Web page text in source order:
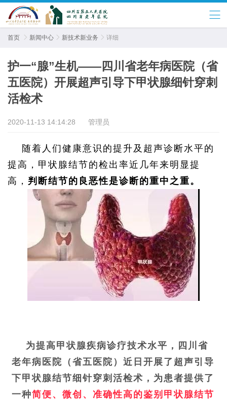
首页  新闻中心  新技术新业务  详细
护一“腺”生机——四川省老年病医院（省
五医院）开展超声引导下甲状腺细针穿刺
活检术
2020-11-13 14:14:28 管理员
随着人们健康意识的提升及超声诊断水平的
提高，甲状腺结节的检出率近几年来明显提
高， 判断结节的良恶性是诊断的重中之重。
为提高甲状腺疾病诊疗技术水平，
四川省
老年病医院（省五医院） 近日 开展了超声引导
下甲状腺结节细针穿刺活检术，为患者提供了
一种简便、 微创、 准确性高的鉴别甲状腺结节